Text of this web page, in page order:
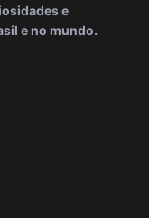
e
e no mundo.